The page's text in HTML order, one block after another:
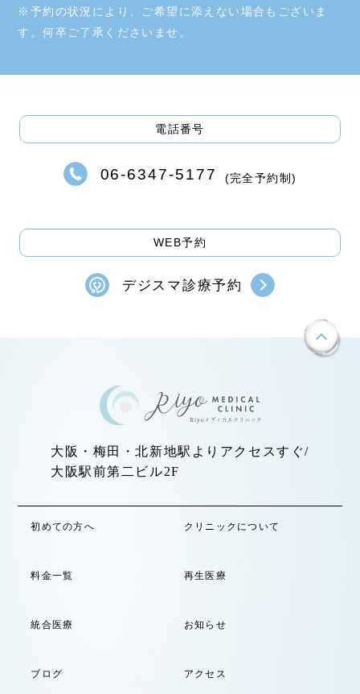
再生医療
ブログ
コラム
アクセス
※予約の状況により、ご希望に添えない場合もございま
す。何卒ご了承くださいませ。
電話番号
06-6347-5177 (完全予約制)
WEB予約
デジスマ診療予約
大阪・梅田・北新地駅よりアクセスすぐ/
大阪駅前第二ビル2F
初めての方へ クリニックについて
料金一覧 再生医療
統合医療 お知らせ
ブログ アクセス